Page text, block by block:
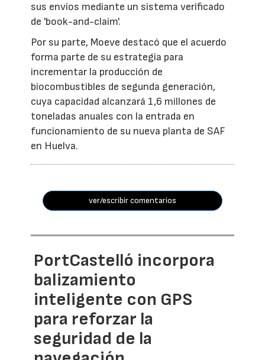
sus envíos mediante un sistema verificado
de 'book-and-claim'.
Por su parte, Moeve destacó que el acuerdo
forma parte de su estrategia para
incrementar la producción de
biocombustibles de segunda generación,
cuya capacidad alcanzará 1,6 millones de
toneladas anuales con la entrada en
funcionamiento de su nueva planta de SAF
en Huelva.
ver/escribir comentarios
PortCastelló incorpora
balizamiento
inteligente con GPS
para reforzar la
seguridad de la